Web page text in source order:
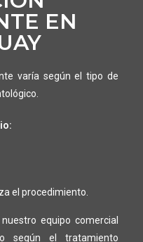
EN
varía según el tipo de
el procedimiento.
equipo comercial
según el tratamiento